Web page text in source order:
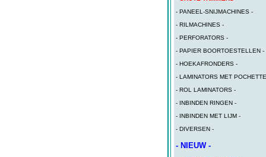
- PANEEL-SNIJMACHINES -
- RILMACHINES -
- PERFORATORS -
- PAPIER BOORTOESTELLEN -
- HOEKAFRONDERS -
- LAMINATORS MET
- ROL LAMINATORS -
- INBINDEN RINGEN -
- INBINDEN MET LIJM -
- DIVERSEN -
- NIEUW -